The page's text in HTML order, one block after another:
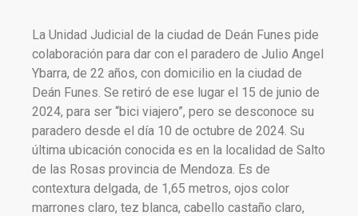
La Unidad Judicial de la ciudad de Deán Funes pide
colaboración para dar con el paradero de Julio Angel
Ybarra, de 22 años, con domicilio en la ciudad de
Deán Funes. Se retiró de ese lugar el 15 de junio de
2024, para ser “bici viajero”, pero se desconoce su
paradero desde el día 10 de octubre de 2024. Su
última ubicación conocida es en la localidad de Salto
de las Rosas provincia de Mendoza. Es de
contextura delgada, de 1,65 metros, ojos color
marrones claro, tez blanca, cabello castaño claro,